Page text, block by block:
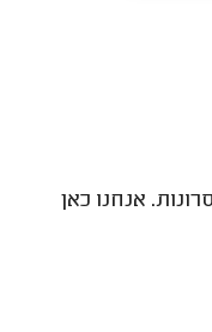
אנחנו כאן